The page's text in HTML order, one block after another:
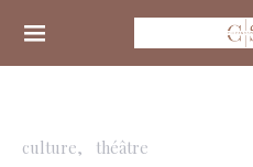
Search for:
culture théâtre